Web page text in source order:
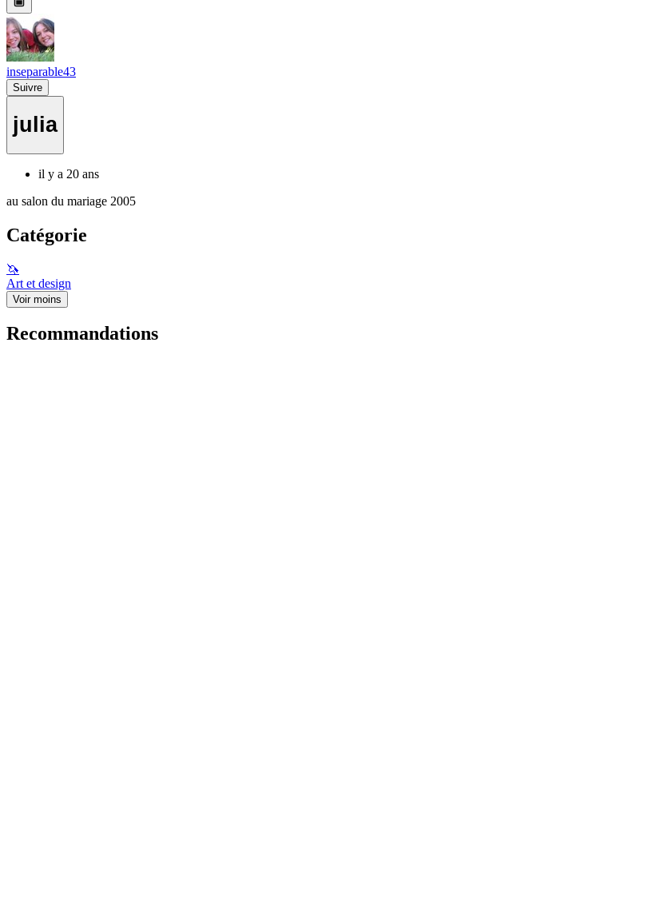
inseparable43
Suivre
julia
il y a 20 ans
au salon du mariage 2005
Catégorie
🦄
Art et design
Voir moins
Recommandations